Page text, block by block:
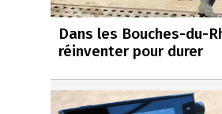
Dans les Bouches-du-
réinventer pour durer